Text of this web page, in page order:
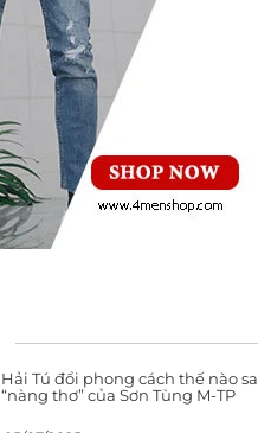
Hải Tú đổi phong cách thế nào
“nàng thơ” của Sơn Tùng M-TP